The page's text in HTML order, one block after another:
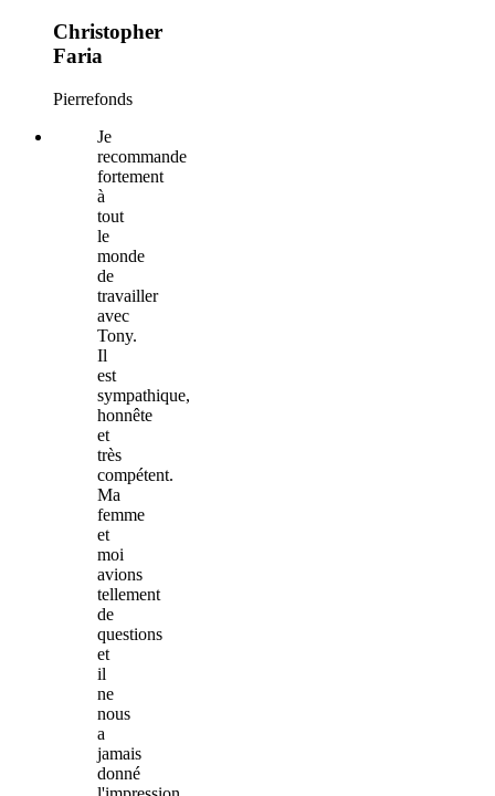
Christopher
Faria
Pierrefonds
Je
recommande
fortement
à
tout
le
monde
de
travailler
avec
Tony.
Il
est
sympathique,
honnête
et
très
compétent.
Ma
femme
et
moi
avions
tellement
de
questions
et
il
ne
nous
a
jamais
donné